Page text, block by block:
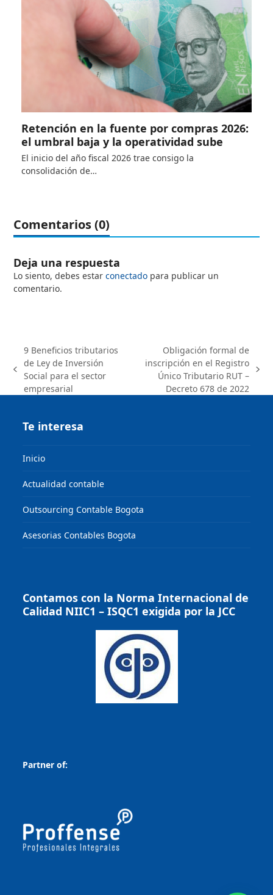
Retención en la fuente por compras 2026:
el umbral baja y la operatividad sube
El inicio del año fiscal 2026 trae consigo la
consolidación de…
Comentarios (0)
Deja una respuesta
Lo siento, debes estarconectado para publicar un
comentario.
previous
post:
9 Beneficios tributarios
de Ley de Inversión
Social para el sector
empresarial
Obligación formal de
inscripción en el Registro
Único Tributario ­RUT –
Decreto 678 de 2022
Te interesa
Inicio
Actualidad contable
Outsourcing Contable Bogota
Asesorias Contables Bogota
Contamos con la Norma Internacional de
Calidad NIIC1 – ISQC1 exigida por la JCC
Partner of: